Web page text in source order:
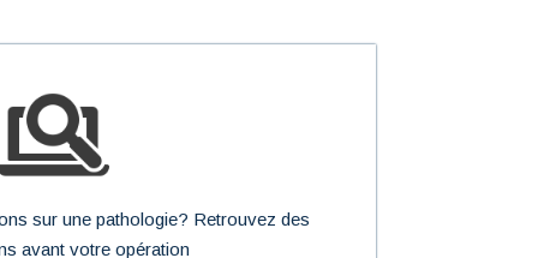
sur une pathologie? Retrouvez des
avant votre opération